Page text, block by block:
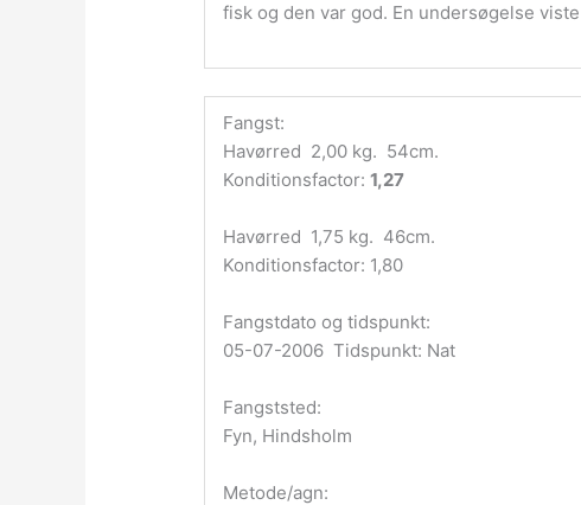
fisk og den var god. En undersøgelse
Fangst:
Havørred 2,00 kg. 54cm.
Konditionsfactor:1,27
Havørred 1,75 kg. 46cm.
Konditionsfactor: 1,80
Fangstdato og tidspunkt:
05-07-2006 Tidspunkt: Nat
Fangststed:
Fyn, Hindsholm
Metode/agn: